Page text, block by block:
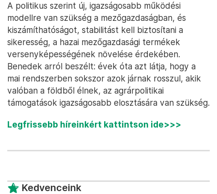
A politikus szerint új, igazságosabb működési
modellre van szükség a mezőgazdaságban, és
kiszámíthatóságot, stabilitást kell biztosítani a
sikeresség, a hazai mezőgazdasági termékek
versenyképességének növelése érdekében.
Benedek arról beszélt: évek óta azt látja, hogy a
mai rendszerben sokszor azok járnak rosszul, akik
valóban a földből élnek, az agrárpolitikai
támogatások igazságosabb elosztására van szükség.
Legfrissebb híreinkért kattintson ide>>>
Kedvenceink